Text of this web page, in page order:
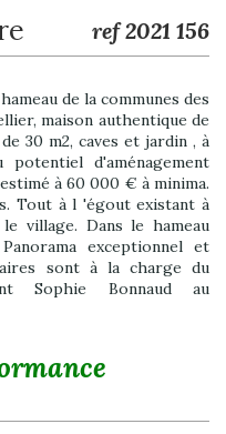
ref 2021 156
de la communes des
maison authentique de
30 m2, caves et jardin , à
d'aménagement
à 60 000 € à minima.
Tout à l 'égout existant à
village. Dans le hameau
exceptionnel et
sont à la charge du
Sophie Bonnaud au